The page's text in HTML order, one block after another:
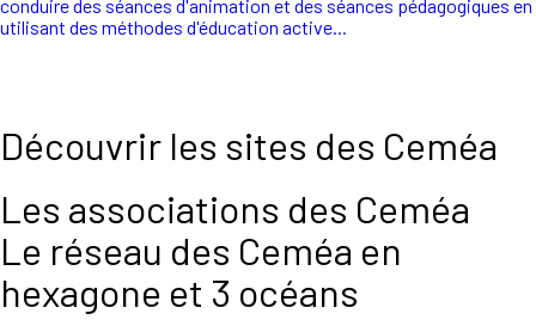
conduire des séances d'animation et des séances pédagogiques en
utilisant des méthodes d'éducation active...
Découvrir les sites des Ceméa
Les associations des Ceméa
Le réseau des Ceméa en
hexagone et 3 océans